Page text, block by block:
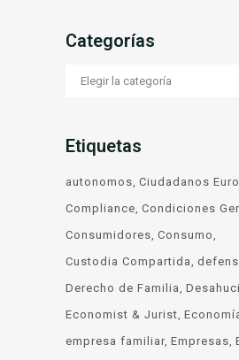
Categorías
Categorías
Etiquetas
autonomos Ciudadanos
Compliance Condiciones
Consumidores Consumo
Custodia Compartida
Derecho de Familia
Economist & Jurist
empresa familiar Empresas